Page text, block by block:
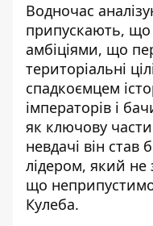
Водночас
припускають, що
амбіціями, що
територіальні
спадкоємцем
імператорів і
як ключову
невдачі він
лідером, який не
що
Кулеба.